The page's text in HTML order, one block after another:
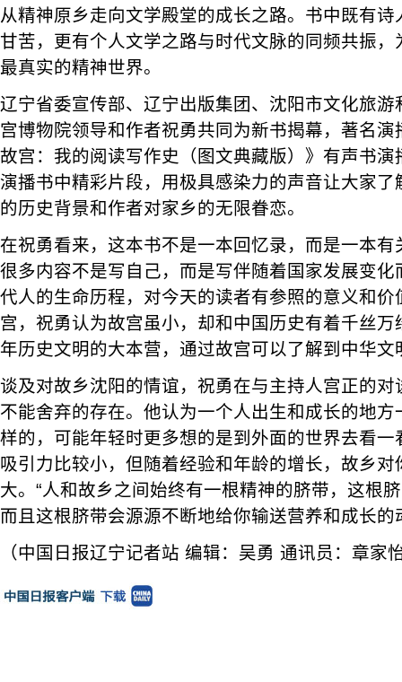
从精神原乡走向文学殿堂的成长之路。书中既有
甘苦，更有个人文学之路与时代文脉的同频共振
最真实的精神世界。
辽宁省委宣传部、辽宁出版集团、沈阳市文化旅
宫博物院领导和作者祝勇共同为新书揭幕，著名
故宫：我的阅读写作史（图文典藏版）》有声书
演播书中精彩片段，用极具感染力的声音让大家
的历史背景和作者对家乡的无限眷恋。
在祝勇看来，这本书不是一本回忆录，而是一本
很多内容不是写自己，而是写伴随着国家发展变
代人的生命历程，对今天的读者有参照的意义和
宫，祝勇认为故宫虽小，却和中国历史有着千丝
年历史文明的大本营，通过故宫可以了解到中华文
谈及对故乡沈阳的情谊，祝勇在与主持人宫正的
不能舍弃的存在。他认为一个人出生和成长的地
样的，可能年轻时更多想的是到外面的世界去看
吸引力比较小，但随着经验和年龄的增长，故乡
大。“人和故乡之间始终有一根精神的脐带，这根
而且这根脐带会源源不断地给你输送营养和成长的
（中国日报辽宁记者站 编辑：吴勇 通讯员：章家